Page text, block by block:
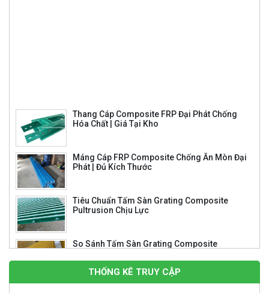
Máng Cáp FRP Composite Chống Ăn Mòn Đại
Phát | Đủ Kích Thước
Tiêu Chuẩn Tấm Sàn Grating Composite
So Sánh Tấm Sàn Grating Composite
Pultrusion Và Molded
Song Chắn Rác Composite 860×430 – Giải
Pháp Thoát Nước Hiệu Quả, Bền Bỉ
THỐNG KÊ TRUY CẬP